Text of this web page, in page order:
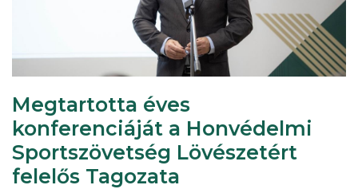
Megtartotta éves
konferenciáját a Honvédelmi
Sportszövetség Lövészetért
felelős Tagozata